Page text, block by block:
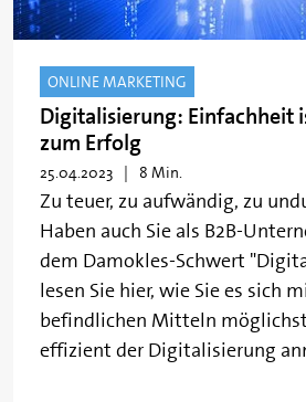
ONLINE MARKETING
Digitalisierung: Einfachheit
zum Erfolg
25.04.2023 8 Min.
Zu teuer, zu aufwändig, zu
Haben auch Sie als B2B-
dem Damokles-Schwert
lesen Sie hier, wie Sie es sich
befindlichen Mitteln
effizient der Digitalisierung